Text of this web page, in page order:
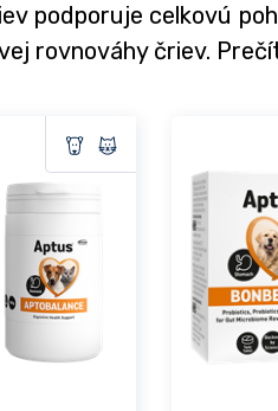
podporuje celkovú
rovnováhy čriev.